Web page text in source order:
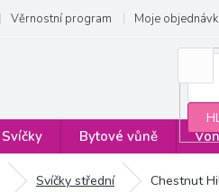
Věrnostní program Moje
Svíčky Bytové vůně
Svíčky střední Chestnut